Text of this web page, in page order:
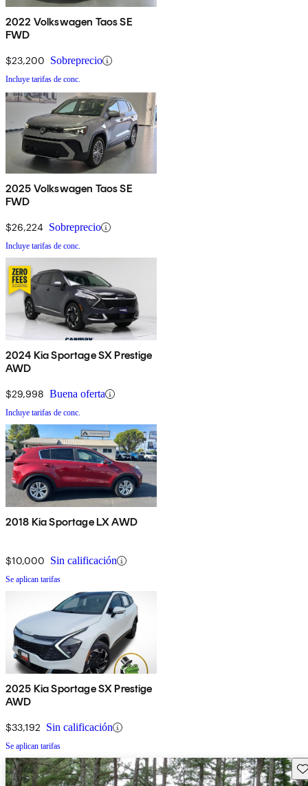
2022 Volkswagen Taos SE
FWD
$23,200 Sobreprecio
Incluye tarifas de conc.
2025 Volkswagen Taos SE
FWD
$26,224 Sobreprecio
Incluye tarifas de conc.
2024 Kia Sportage SX Prestige
AWD
$29,998 Buena oferta
Incluye tarifas de conc.
2018 Kia Sportage LX AWD
$10,000 Sin calificación
Se aplican tarifas
2025 Kia Sportage SX Prestige
AWD
$33,192 Sin calificación
Se aplican tarifas